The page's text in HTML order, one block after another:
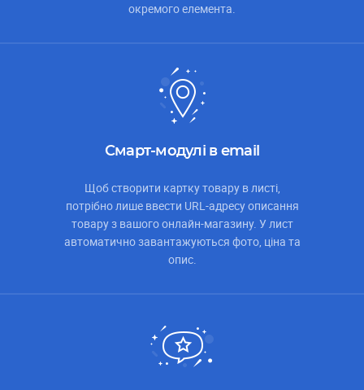
окремого елемента.
Смарт-модулі в email
Щоб створити картку товару в листі,
потрібно лише ввести URL-адресу описання
товару з вашого онлайн-магазину. У лист
автоматично завантажуються фото, ціна та
опис.